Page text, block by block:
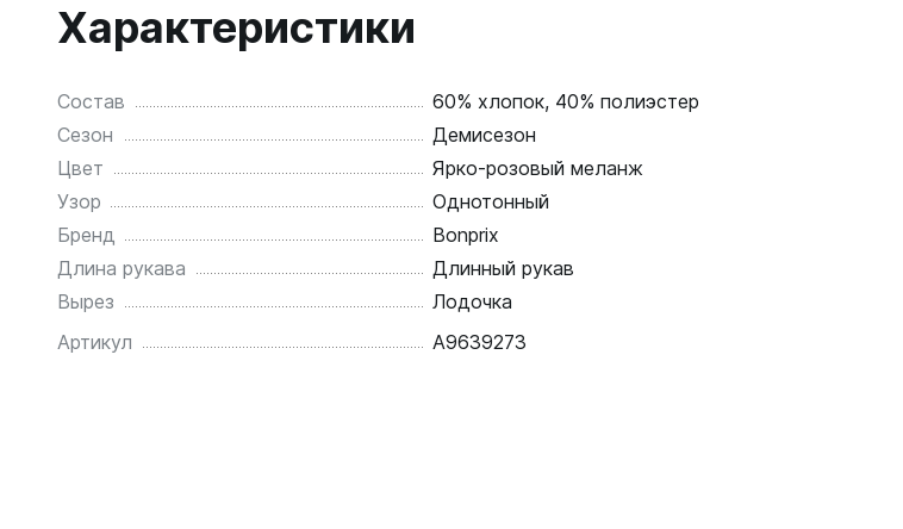
Характеристики
Состав
60% хлопок, 40% полиэстер
Сезон
Демисезон
Цвет
Ярко-розовый меланж
Узор
Однотонный
Бренд
Bonprix
Длина рукава
Длинный рукав
Вырез
Лодочка
Артикул
A9639273